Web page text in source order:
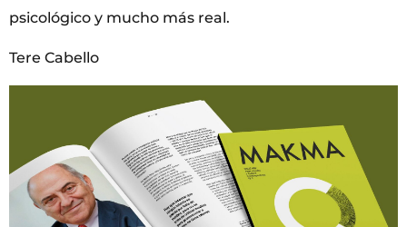
psicológico y mucho más real.
Tere Cabello